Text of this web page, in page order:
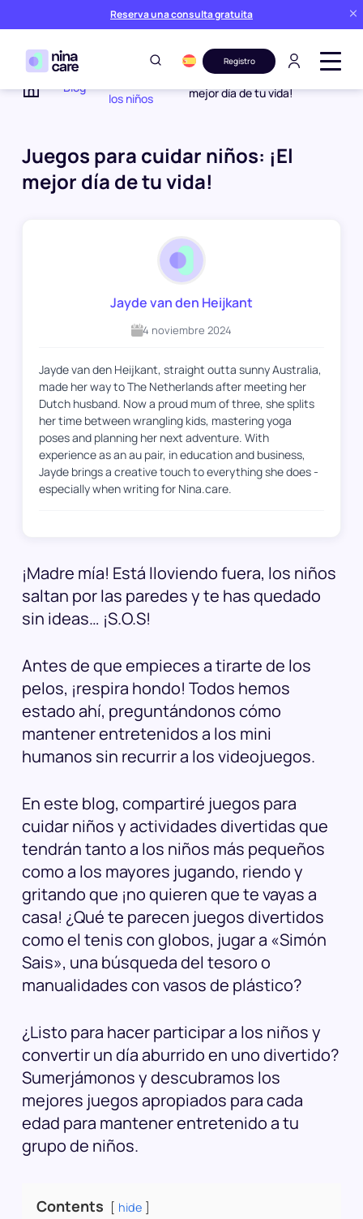
Reserva una consulta gratuita
Registro
Blog
los niños
mejor día de tu vida!
Juegos para cuidar niños: ¡El
mejor día de tu vida!
Jayde van den Heijkant
4 noviembre 2024
Jayde van den Heijkant, straight outta sunny Australia,
made her way to The Netherlands after meeting her
Dutch husband. Now a proud mum of three, she splits
her time between wrangling kids, mastering yoga
poses and planning her next adventure. With
experience as an au pair, in education and business,
Jayde brings a creative touch to everything she does -
especially when writing for Nina.care.
¡Madre mía! Está lloviendo fuera, los niños
saltan por las paredes y te has quedado
sin ideas… ¡S.O.S!
Antes de que empieces a tirarte de los
pelos, ¡respira hondo! Todos hemos
estado ahí, preguntándonos cómo
mantener entretenidos a los mini
humanos sin recurrir a los videojuegos.
En este blog, compartiré juegos para
cuidar niños y actividades divertidas que
tendrán tanto a los niños más pequeños
como a los mayores jugando, riendo y
gritando que ¡no quieren que te vayas a
casa! ¿Qué te parecen juegos divertidos
como el tenis con globos, jugar a «Simón
Sais», una búsqueda del tesoro o
manualidades con vasos de plástico?
¿Listo para hacer participar a los niños y
convertir un día aburrido en uno divertido?
Sumerjámonos y descubramos los
mejores juegos apropiados para cada
edad para mantener entretenido a tu
grupo de niños.
Contents hide